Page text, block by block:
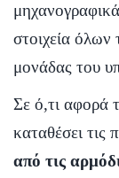
στοιχεία όλων
μονάδας του
Σε ό,τι αφορά
καταθέσει τις
από τις